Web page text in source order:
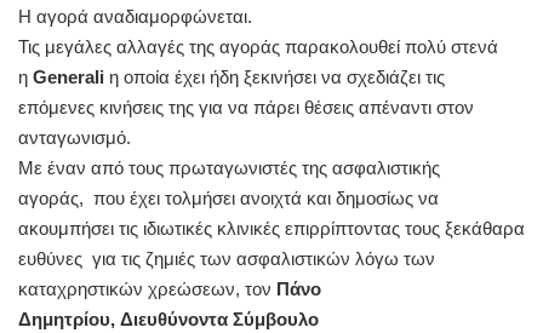
Η αγορά αναδιαμορφώνεται.
Τις μεγάλες αλλαγές της αγοράς παρακολουθεί πολύ στενά
η Generali η οποία έχει ήδη ξεκινήσει να σχεδιάζει τις
επόμενες κινήσεις της για να πάρει θέσεις απέναντι στον
ανταγωνισμό.
Με έναν από τους πρωταγωνιστές της ασφαλιστικής
αγοράς, που έχει τολμήσει ανοιχτά και δημοσίως να
ακουμπήσει τις ιδιωτικές κλινικές επιρρίπτοντας τους ξεκάθαρα
ευθύνες για τις ζημιές των ασφαλιστικών λόγω των
καταχρηστικών χρεώσεων, τον Πάνο
Δημητρίου, Διευθύνοντα Σύμβουλο